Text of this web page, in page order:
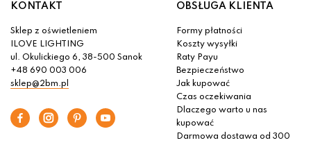
KONTAKT
Sklep z oświetleniem
ILOVE LIGHTING
ul. Okulickiego 6, 38-500 Sanok
+48 690 003 006
sklep@2bm.pl
OBSŁUGA KLIENTA
Formy płatności
Koszty wysyłki
Raty Payu
Bezpieczeństwo
Jak kupować
Czas oczekiwania
Dlaczego warto u nas
kupować
Darmowa dostawa od 300